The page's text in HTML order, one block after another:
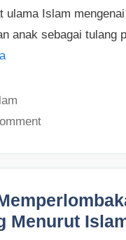
ulama Islam mengenai
anak sebagai tulang
Menurut